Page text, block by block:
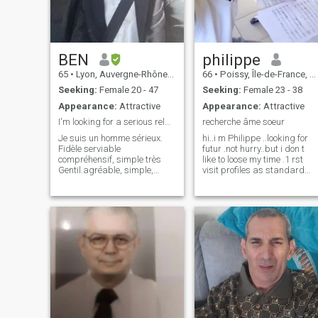
BEN
65 • Lyon, Auvergne-Rhône-Alpes, France
Seeking: Female 20 - 47
Appearance: Attractive
I'm looking for a serious relationship &marria...
Je suis un homme sérieux.
Fidèle serviable
compréhensif, simple très
Gentil.agréable, simple,
épaules. Respectueux.
Responsable. A l'écoute.
Humoriste. Passionné. très
chaleureux, Généreux.
philippe
66 • Poissy, Île-de-France, France
Seeking: Female 23 - 38
Appearance: Attractive
recherche âme soeur
hi..i m Philippe ..looking for
futur .not hurry..but i don t
like to loose my time .1 rst
visit profiles as standard
about ur profile.and if u flash
for me...let see ..i m athletic
guy, not so Young in